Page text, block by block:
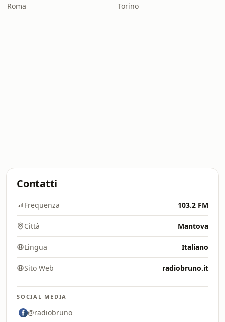
Roma Torino
Contatti
Frequenza 103.2 FM
Città Mantova
Lingua Italiano
Sito Web radiobruno.it
SOCIAL MEDIA
@radiobruno